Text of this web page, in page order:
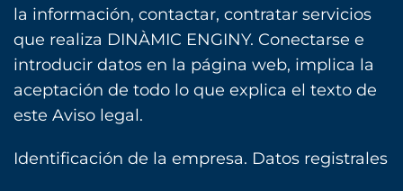
la información, contactar, contratar servicios
que realiza DINÀMIC ENGINY. Conectarse e
introducir datos en la página web, implica la
aceptación de todo lo que explica el texto de
este Aviso legal.
Identificación de la empresa. Datos registrales